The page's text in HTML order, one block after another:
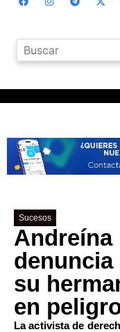
Sucesos
Andreína
denuncia
su
en
La activista de